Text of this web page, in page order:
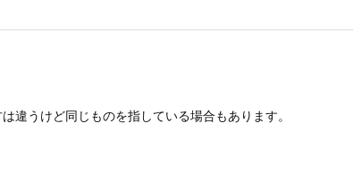
違うけど同じものを指している場合もあります。